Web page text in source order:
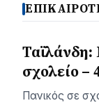
Ταϊλάνδη:
σχολείο –
Πανικός σε